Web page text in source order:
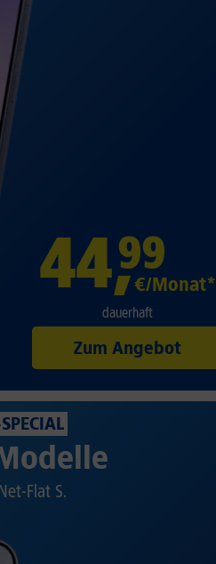
44,99
€/Monat*
dauerhaft
Zum Angebot
Flat S.